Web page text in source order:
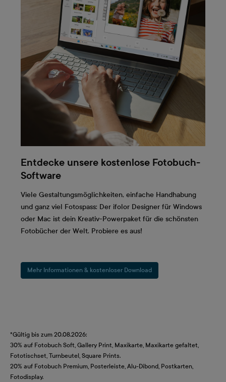
Entdecke unsere kostenlose Fotobuch-
Software
Viele Gestaltungsmöglichkeiten, einfache Handhabung
und ganz viel Fotospass: Der ifolor Designer für Windows
oder Mac ist dein Kreativ-Powerpaket für die schönsten
Fotobücher der Welt. Probiere es aus!
Mehr Informationen & kostenloser Download
*Gültig bis zum 20.08.2026:
30% auf Fotobuch Soft, Gallery Print, Maxikarte, Maxikarte gefaltet,
Fototischset, Turnbeutel, Square Prints.
20% auf Fotobuch Premium, Posterleiste, Alu-Dibond, Postkarten,
Fotodisplay.